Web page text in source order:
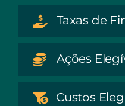
Taxas de
Ações
Custos